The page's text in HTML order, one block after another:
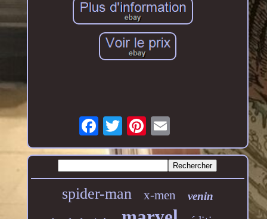
spider-man x-men venin